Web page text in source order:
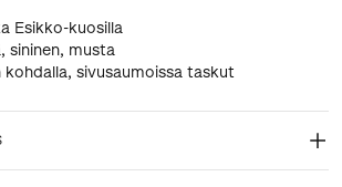
Esikko-kuosilla
sininen, musta
kohdalla, sivusaumoissa taskut